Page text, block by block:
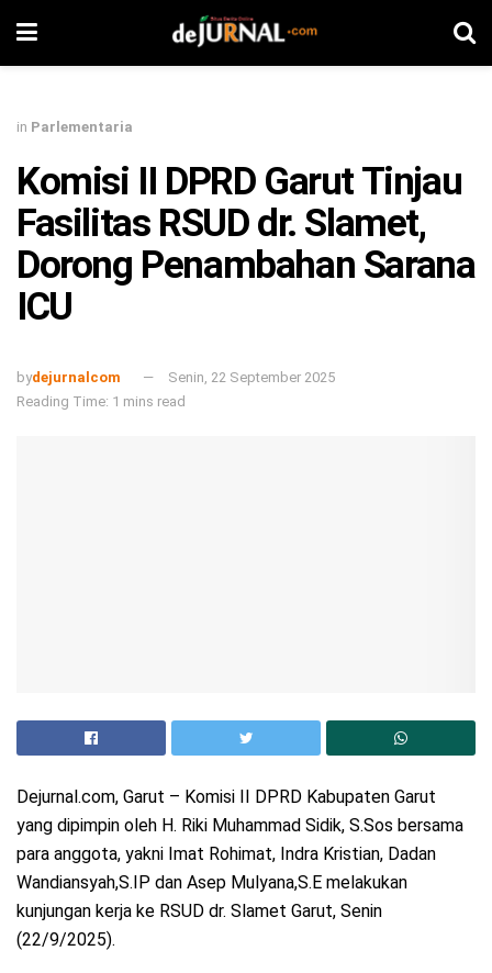
in Parlementaria
Komisi II DPRD Garut Tinjau
Fasilitas RSUD dr. Slamet,
Dorong Penambahan Sarana
ICU
bydejurnalcom
Senin, 22 September 2025
Reading Time: 1 mins read
Dejurnal.com, Garut – Komisi II DPRD Kabupaten Garut
yang dipimpin oleh H. Riki Muhammad Sidik, S.Sos bersama
para anggota, yakni Imat Rohimat, Indra Kristian, Dadan
Wandiansyah,S.IP dan Asep Mulyana,S.E melakukan
kunjungan kerja ke RSUD dr. Slamet Garut, Senin
(22/9/2025).